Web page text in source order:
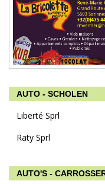
AUTO - SCHOLEN
Liberté Sprl
Raty Sprl
AUTO'S -